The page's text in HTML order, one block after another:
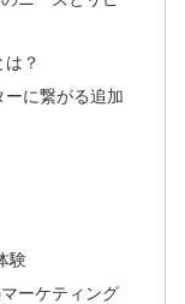
？
ーに繋がる追加
験
ーケティング